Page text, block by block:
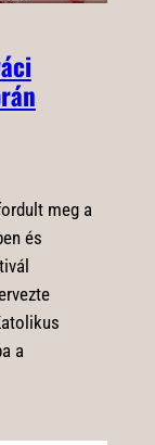
meg a
és
a